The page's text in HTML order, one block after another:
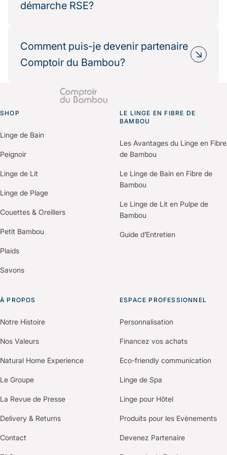
circuits courts, emballages recyclés et
impact environnemental.
démarche RSE?
choisissent Comptoir du Bambou dans le cadre
de leur politique RSE.
Nous fournissons les informations
pour vos démarches de certification (Green Key,
Comment puis-je devenir partenaire
Comptoir du Bambou?
Il vous suffit de nous contacter via le formulaire
“Espace Professionnels” du site.
Un membre de notre équipe vous recontactera
pour comprendre vos besoins et construire une
offre personnalisée selon votre établissement.
SHOP
Linge de Bain
Peignoir
Linge de Lit
Linge de Plage
Couettes & Oreillers
Petit Bambou
Plaids
Savons
LE LINGE EN FIBRE DE
BAMBOU
Les Avantages du Linge en Fibre
de Bambou
Le Linge de Bain en Fibre de
Bambou
Le Linge de Lit en Pulpe de
Bambou
Guide d’Entretien
À PROPOS
Notre Histoire
Nos Valeurs
Natural Home Experience
Le Groupe
La Revue de Presse
Delivery & Returns
Contact
ESPACE PROFESSIONNEL
Personnalisation
Financez vos achats
Eco-friendly communication
Linge de Spa
Linge pour Hôtel
Produits pour les Evènements
Devenez Partenaire